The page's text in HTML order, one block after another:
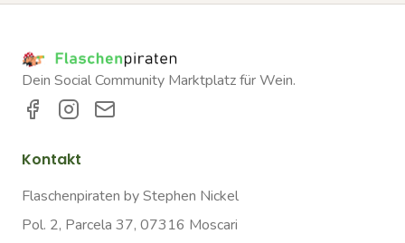
Dein Social Community Marktplatz für Wein.
Kontakt
Flaschenpiraten by Stephen Nickel
Pol. 2, Parcela 37, 07316 Moscari